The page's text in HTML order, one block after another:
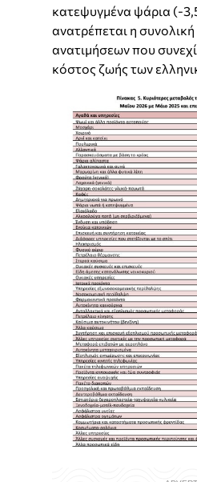
κατεψυγμένα ψάρια (-
ανατρέπεται η
ανατιμήσεων που
κόστος ζωής των